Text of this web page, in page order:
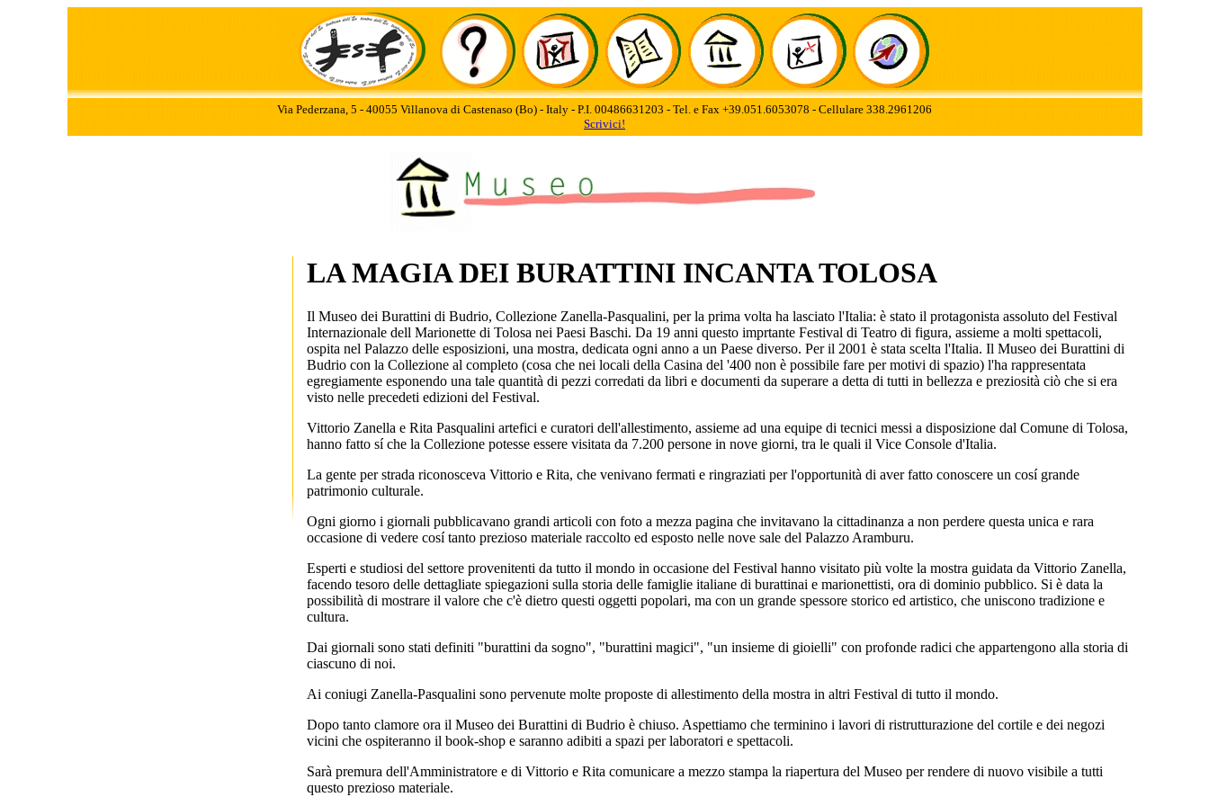
Via Pederzana, 5 - 40055 Villanova di Castenaso (Bo) - Italy - P.I. 00486631203 - Tel. e Fax +39.051.6053078 - Cellulare 338.2961206
Scrivici!
LA MAGIA DEI BURATTINI INCANTA TOLOSA
Il Museo dei Burattini di Budrio, Collezione Zanella-Pasqualini, per la prima volta ha lasciato l'Italia: è stato il protagonista assoluto del Festival
Internazionale dell Marionette di Tolosa nei Paesi Baschi. Da 19 anni questo imprtante Festival di Teatro di figura, assieme a molti spettacoli,
ospita nel Palazzo delle esposizioni, una mostra, dedicata ogni anno a un Paese diverso. Per il 2001 è stata scelta l'Italia. Il Museo dei Burattini di
Budrio con la Collezione al completo (cosa che nei locali della Casina del '400 non è possibile fare per motivi di spazio) l'ha rappresentata
egregiamente esponendo una tale quantità di pezzi corredati da libri e documenti da superare a detta di tutti in bellezza e preziosità ciò che si era
visto nelle precedeti edizioni del Festival.
Vittorio Zanella e Rita Pasqualini artefici e curatori dell'allestimento, assieme ad una equipe di tecnici messi a disposizione dal Comune di Tolosa,
hanno fatto sí che la Collezione potesse essere visitata da 7.200 persone in nove giorni, tra le quali il Vice Console d'Italia.
La gente per strada riconosceva Vittorio e Rita, che venivano fermati e ringraziati per l'opportunità di aver fatto conoscere un cosí grande
patrimonio culturale.
Ogni giorno i giornali pubblicavano grandi articoli con foto a mezza pagina che invitavano la cittadinanza a non perdere questa unica e rara
occasione di vedere cosí tanto prezioso materiale raccolto ed esposto nelle nove sale del Palazzo Aramburu.
Esperti e studiosi del settore provenitenti da tutto il mondo in occasione del Festival hanno visitato più volte la mostra guidata da Vittorio Zanella,
facendo tesoro delle dettagliate spiegazioni sulla storia delle famiglie italiane di burattinai e marionettisti, ora di dominio pubblico. Si è data la
possibilità di mostrare il valore che c'è dietro questi oggetti popolari, ma con un grande spessore storico ed artistico, che uniscono tradizione e
cultura.
Dai giornali sono stati definiti "burattini da sogno", "burattini magici", "un insieme di gioielli" con profonde radici che appartengono alla storia di
ciascuno di noi.
Ai coniugi Zanella-Pasqualini sono pervenute molte proposte di allestimento della mostra in altri Festival di tutto il mondo.
Dopo tanto clamore ora il Museo dei Burattini di Budrio è chiuso. Aspettiamo che terminino i lavori di ristrutturazione del cortile e dei negozi
vicini che ospiteranno il book-shop e saranno adibiti a spazi per laboratori e spettacoli.
Sarà premura dell'Amministratore e di Vittorio e Rita comunicare a mezzo stampa la riapertura del Museo per rendere di nuovo visibile a tutti
questo prezioso materiale.